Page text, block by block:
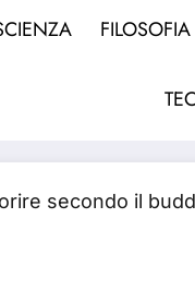
FILOSOFIA
secondo il